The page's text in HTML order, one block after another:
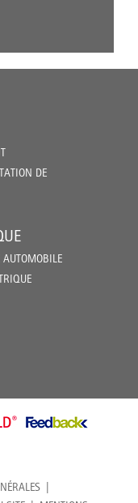
DE